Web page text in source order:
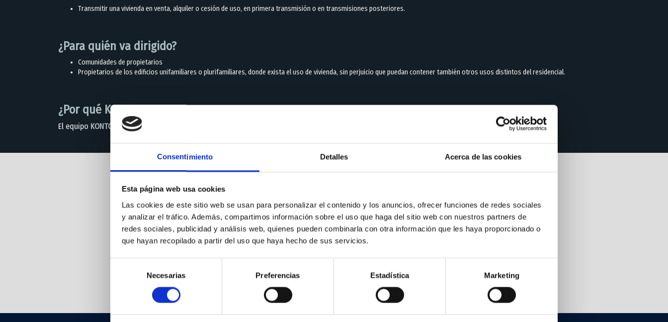
Consentimiento Detalles Acerca de las cookies
Esta página web usa cookies
Las cookies de este sitio web se usan para personalizar el contenido y los anuncios, ofrecer funciones de redes sociales
y analizar el tráfico. Además, compartimos información sobre el uso que haga del sitio web con nuestros partners de
redes sociales, publicidad y análisis web, quienes pueden combinarla con otra información que les haya proporcionado o
que hayan recopilado a partir del uso que haya hecho de sus servicios.
consentimiento
Necesarias Preferencias Estadística Marketing
Transmitir una vivienda en venta, alquiler o cesión de uso, en primera transmisión o en transmisiones posteriores.
¿Para quién va dirigido?
Comunidades de propietarios
Propietarios de los edificios unifamiliares o plurifamiliares, donde exista el uso de vivienda, sin perjuicio que puedan contener también otros usos distintos del residencial.
¿Por qué Kontor?
El equipo KONTOR os asesora de todos los trámites a llevar a cabo y optimiza los mismos por la obtención de la documentación oficial.
Departamentos Kontor
Valoraciones Método Kontor Arquitectura Pre-tasacion